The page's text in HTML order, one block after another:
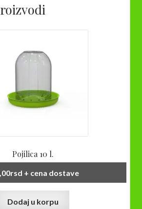
Pojilica 10 l.
rsd + cena dostave
Dodaj u korpu